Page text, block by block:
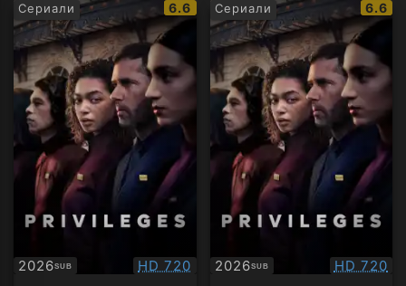
Сериали
IMDb
рейтинг:
6.6
2026SUB
Субтитри Качество:
HD 720
Сериали
IMDb
6.6
2026SUB
Субтитри HD 720